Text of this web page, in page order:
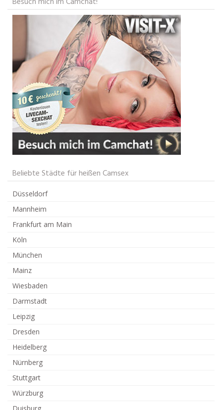
Beliebte Städte für heißen Camsex
Düsseldorf
Mannheim
Frankfurt am Main
Köln
München
Mainz
Wiesbaden
Darmstadt
Leipzig
Dresden
Heidelberg
Nürnberg
Stuttgart
Würzburg
Duisburg